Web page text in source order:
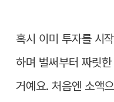
혹시 이미 투자를 시
하며 벌써부터 짜릿한
거예요. 처음엔 소액